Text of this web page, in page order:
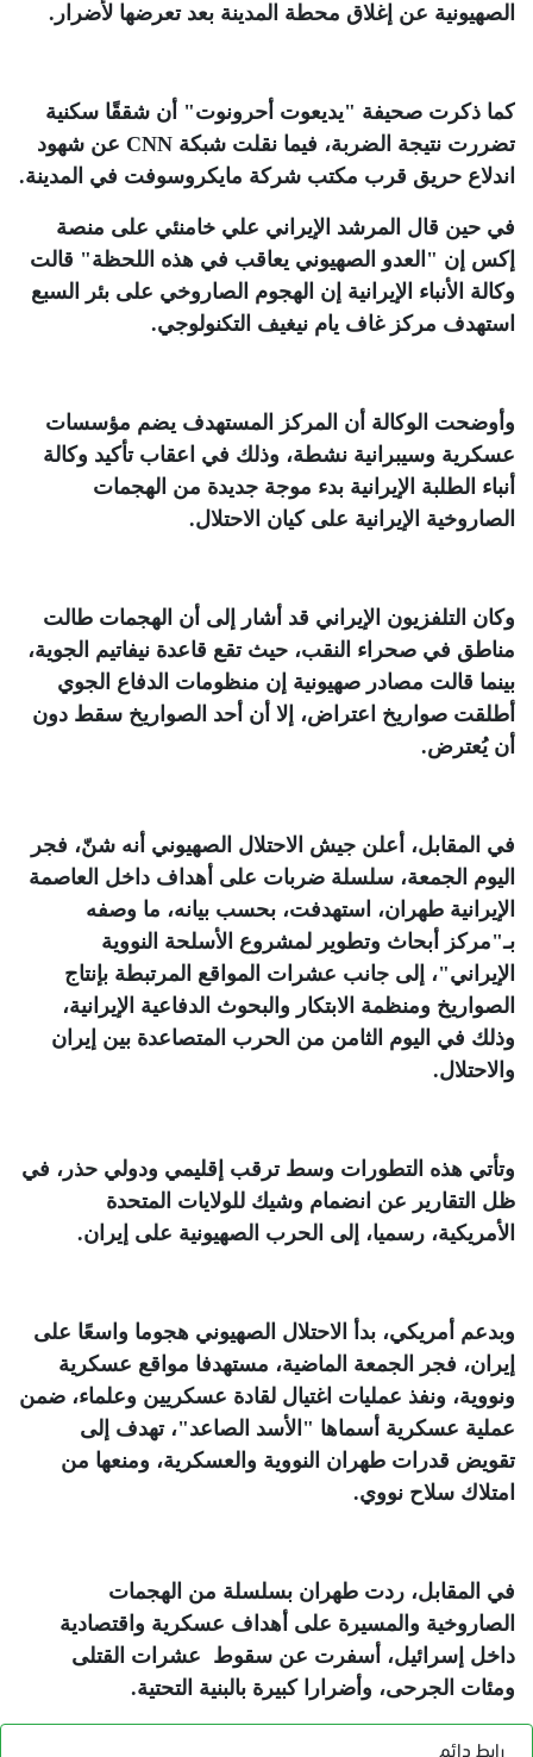
الصهيونية عن إغلاق محطة المدينة بعد تعرضها لأضرار .
كما ذكرت صحيفة "يديعوت أحرونوت" أن شققًا سكنية
تضررت نتيجة الضربة، فيما نقلت شبكة CNN عن شهود
اندلاع حريق قرب مكتب شركة مايكروسوفت في المدينة.
في حين قال المرشد الإيراني علي خامنئي على منصة
إكس إن "العدو الصهيوني يعاقب في هذه اللحظة" قالت
وكالة الأنباء الإيرانية إن الهجوم الصاروخي على بئر السبع
استهدف مركز غاف يام نيغيف التكنولوجي.
وأوضحت الوكالة أن المركز المستهدف يضم مؤسسات
عسكرية وسيبرانية نشطة، وذلك في اعقاب تأكيد وكالة
أنباء الطلبة الإيرانية بدء موجة جديدة من الهجمات
الصاروخية الإيرانية على كيان الاحتلال.
وكان التلفزيون الإيراني قد أشار إلى أن الهجمات طالت
مناطق في صحراء النقب، حيث تقع قاعدة نيفاتيم الجوية،
بينما قالت مصادر صهيونية إن منظومات الدفاع الجوي
أطلقت صواريخ اعتراض، إلا أن أحد الصواريخ سقط دون
أن يُعترض.
في المقابل، أعلن جيش الاحتلال الصهيوني أنه شنّ، فجر
اليوم الجمعة، سلسلة ضربات على أهداف داخل العاصمة
الإيرانية طهران، استهدفت، بحسب بيانه، ما وصفه
بـ"مركز أبحاث وتطوير لمشروع الأسلحة النووية
الإيراني"، إلى جانب عشرات المواقع المرتبطة بإنتاج
الصواريخ ومنظمة الابتكار والبحوث الدفاعية الإيرانية،
وذلك في اليوم الثامن من الحرب المتصاعدة بين إيران
والاحتلال.
وتأتي هذه التطورات وسط ترقب إقليمي ودولي حذر، في
ظل التقارير عن انضمام وشيك للولايات المتحدة
الأمريكية، رسميا، إلى الحرب الصهيونية على إيران.
وبدعم أمريكي، بدأ الاحتلال الصهيوني هجوما واسعًا على
إيران، فجر الجمعة الماضية، مستهدفا مواقع عسكرية
ونووية، ونفذ عمليات اغتيال لقادة عسكريين وعلماء، ضمن
عملية عسكرية أسماها "الأسد الصاعد"، تهدف إلى
تقويض قدرات طهران النووية والعسكرية، ومنعها من
امتلاك سلاح نووي.
في المقابل، ردت طهران بسلسلة من الهجمات
الصاروخية والمسيرة على أهداف عسكرية واقتصادية
داخل إسرائيل، أسفرت عن سقوط عشرات القتلى
ومئات الجرحى، وأضرارا كبيرة بالبنية التحتية.
رابط دائم